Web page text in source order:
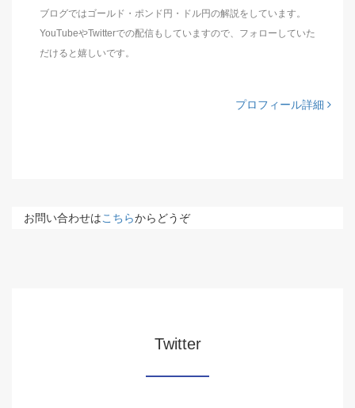
ブログではゴールド・ポンド円・ドル円の解説をしています。
YouTubeやTwitterでの配信もしていますので、フォローしていた
だけると嬉しいです。
プロフィール詳細
お問い合わせはこちらからどうぞ
Twitter